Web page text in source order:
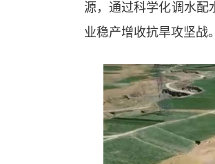
源，通过科学化调水配
业稳产增收抗旱攻坚战。